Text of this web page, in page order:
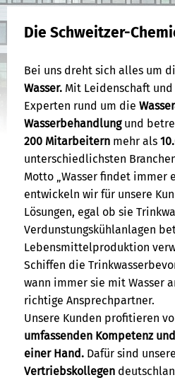
Die Schweitzer-
Bei uns dreht sich alles um
Wasser. Mit Leidenschaft
Experten rund um die
Wasserbehandlungund
200 Mitarbeitern mehr als
unterschiedlichsten
Motto „Wasser findet immer
entwickeln wir für unsere
Lösungen, egal ob sie
Verdunstungskühlanlagen
Lebensmittelproduktion
Schiffen die
wann immer sie mit Wasser
richtige Ansprechpartner.
Unsere Kunden profitieren
umfassenden Kompetenz
einer Hand. Dafür sind unsere
Vertriebskollegen